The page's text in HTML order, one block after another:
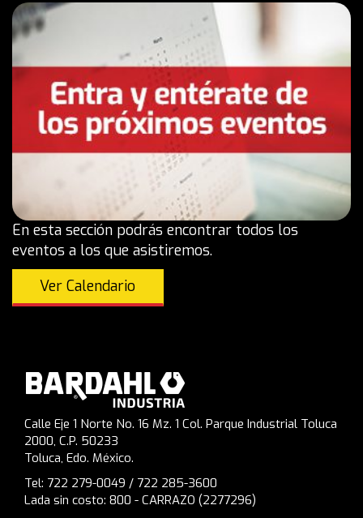
En esta sección podrás encontrar todos los
eventos a los que asistiremos.
Ver Calendario
Calle Eje 1 Norte No. 16 Mz. 1 Col. Parque Industrial Toluca
2000, C.P. 50233
Toluca, Edo. México.
Tel: 722 279-0049 / 722 285-3600
Lada sin costo: 800 - CARRAZO (2277296)